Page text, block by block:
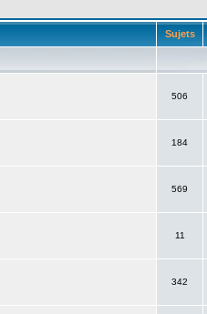
Sujets
506
184
569
11
342